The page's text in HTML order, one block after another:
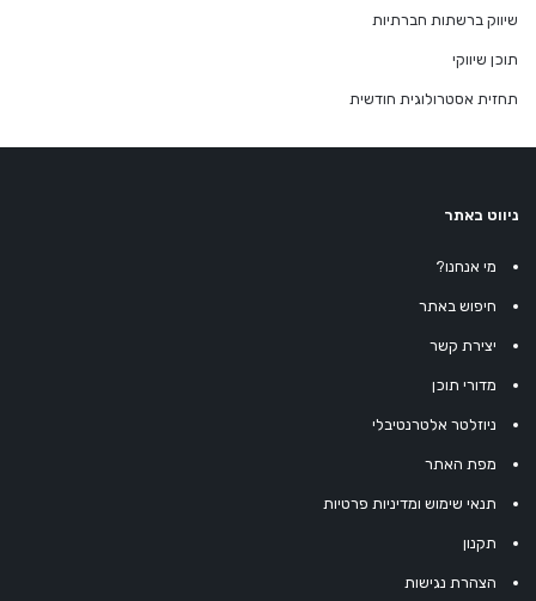
שיווק ברשתות חברתיות
תוכן שיווקי
תחזית אסטרולוגית חודשית
ניווט באתר
מי אנחנו?
חיפוש באתר
יצירת קשר
מדורי תוכן
ניוזלטר אלטרנטיבלי
מפת האתר
תנאי שימוש ומדיניות פרטיות
תקנון
הצהרת נגישות